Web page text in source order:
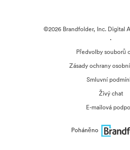
©2026 Brandfolder, Inc. Digital
·
Předvolby souborů
Zásady ochrany
Smluvní
Živý chat
E-mailová
Poháněno